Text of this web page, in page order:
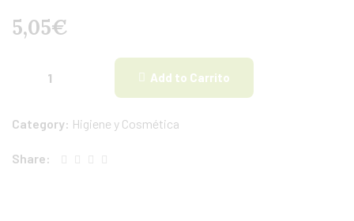
5,05€
Add to Carrito
Category: Higiene y Cosmética
Share: